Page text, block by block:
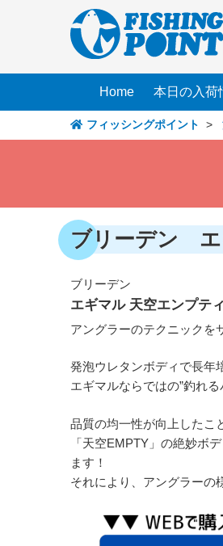
キ
Home 本日の入荷
フィッシングポイント >
ブリーデン エ
ブリーデン
エギマル 天空エンプテ
アングラーのテクニックを
発泡ウレタンボディで長年
エギマルならではの”釣れ
品質の均一性が向上したこ
「天空EMPTY」の絶妙ボ
ます！
それにより、アングラーの